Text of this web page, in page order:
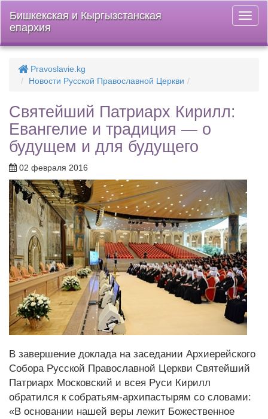
меню
Бишкекская и Кыргызстанская
епархия
Pravoslavie.kg
Новости Русской Православной Церкви
Святейший Патриарх Кирилл:
Евангелие и традиция — о
будущем и для будущего
02 февраля 2016
В завершение доклада на заседании Архиерейского
Собора Русской Православной Церкви Святейший
Патриарх Московский и всея Руси Кирилл
обратился к собратьям-архипастырям со словами:
«В основании нашей веры лежит Божественное